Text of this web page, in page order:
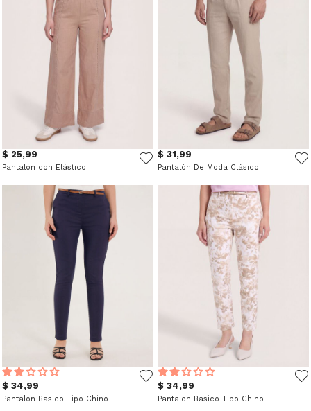
$ 25,99
Pantalón con Elástico
$ 31,99
Pantalón De Moda Clásico
$ 34,99
Pantalon Basico Tipo Chino
$ 34,99
Pantalon Basico Tipo Chino